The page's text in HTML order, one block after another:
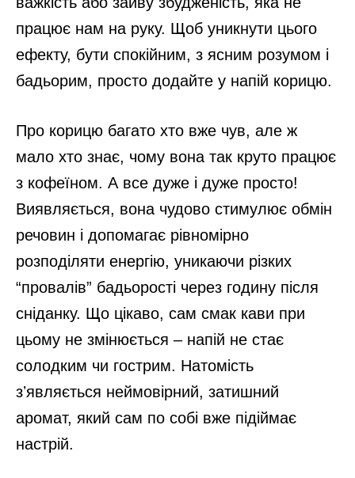
працює нам на руку. Щоб уникнути цього
ефекту, бути спокійним, з ясним розумом і
бадьорим, просто додайте у напій корицю.
Про корицю багато хто вже чув, але ж
мало хто знає, чому вона так круто працює
з кофеїном. А все дуже і дуже просто!
Виявляється, вона чудово стимулює обмін
речовин і допомагає рівномірно
розподіляти енергію, уникаючи різких
“провалів” бадьорості через годину після
сніданку. Що цікаво, сам смак кави при
цьому не змінюється – напій не стає
солодким чи гострим. Натомість
зʼявляється неймовірний, затишний
аромат, який сам по собі вже підіймає
настрій.